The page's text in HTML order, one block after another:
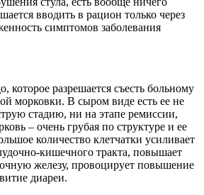
вводить в рацион только через
симптомов заболевания
которое разрешается съесть больному
морковки. В сыром виде есть ее не
стадию, ни на этапе ремиссии,
– очень грубая по структуре и ее
количество клетчатки усиливает
кишечного тракта, повышает
железу, провоцирует повышение
диареи.